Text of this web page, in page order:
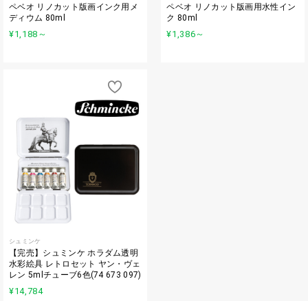
ペベオ リノカット版画インク用メ
ディウム 80ml
¥1,188 ～
ペベオ リノカット版画用水性イン
ク 80ml
¥1,386～
シュミンケ
【完売】シュミンケ ホラダム透明
水彩絵具 レトロセット ヤン・ヴェ
レン 5mlチューブ6色(74 673 097)
¥14,784